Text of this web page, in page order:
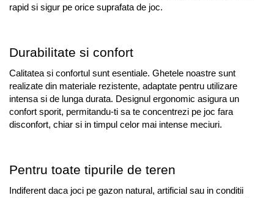
rapid si sigur pe orice suprafata de joc.
Durabilitate si confort
Calitatea si confortul sunt esentiale. Ghetele noastre sunt
realizate din materiale rezistente, adaptate pentru utilizare
intensa si de lunga durata. Designul ergonomic asigura un
confort sporit, permitandu-ti sa te concentrezi pe joc fara
disconfort, chiar si in timpul celor mai intense meciuri.
Pentru toate tipurile de teren
Indiferent daca joci pe gazon natural, artificial sau in conditii